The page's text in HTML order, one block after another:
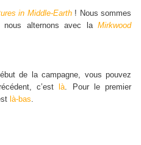
in Middle-Earth! Nous sommes
alternons avec laMirkwood
de la campagne, vous pouvez
c’est là. Pour le premier
là-bas.